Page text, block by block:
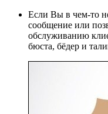
Если Вы в чем-то
сообщение или
обслуживанию
бюста, бёдер и